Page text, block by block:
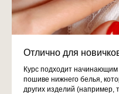
Отлично для
Курс подходит начинающим
пошиве нижнего белья,
других изделий (например,